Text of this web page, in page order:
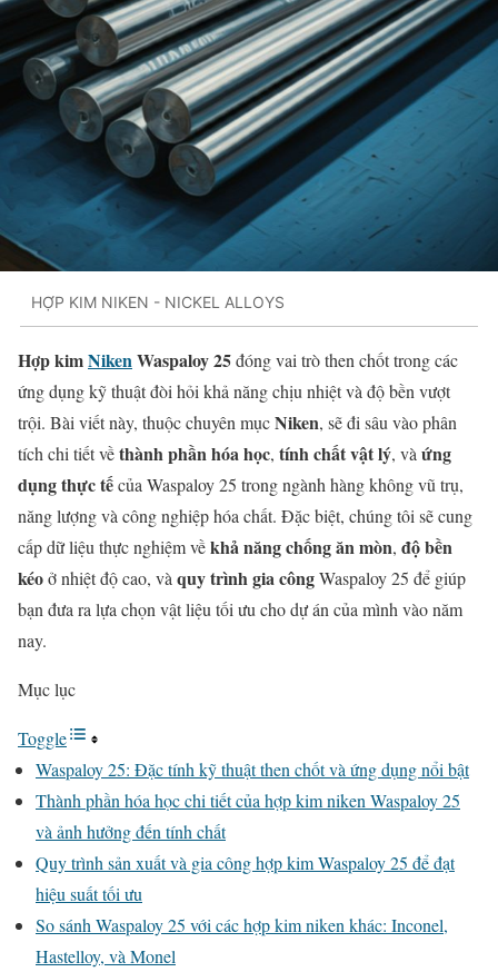
HỢP KIM NIKEN - NICKEL ALLOYS
Hợp kimNikenWaspaloy 25đóng vai trò then chốt trong các
ứng dụng kỹ thuật đòi hỏi khả năng chịu nhiệt và độ bền vượt
trội. Bài viết này, thuộc chuyên mụcNiken, sẽ đi sâu vào phân
tích chi tiết vềthành phần hóa học, tính chất vật lý, và ứng
dụng thực tếcủa Waspaloy 25 trong ngành hàng không vũ trụ,
năng lượng và công nghiệp hóa chất. Đặc biệt, chúng tôi sẽ cung
cấp dữ liệu thực nghiệm vềkhả năng chống ăn mòn, độ bền
kéoở nhiệt độ cao, và quy trình gia côngWaspaloy 25 để giúp
bạn đưa ra lựa chọn vật liệu tối ưu cho dự án của mình vào năm
nay.
Mục lục
Toggle
Waspaloy 25: Đặc tính kỹ thuật then chốt và ứng dụng nổi bật
Thành phần hóa học chi tiết của hợp kim niken Waspaloy 25
và ảnh hưởng đến tính chất
Quy trình sản xuất và gia công hợp kim Waspaloy 25 để đạt
hiệu suất tối ưu
So sánh Waspaloy 25 với các hợp kim niken khác: Inconel,
Hastelloy, và Monel